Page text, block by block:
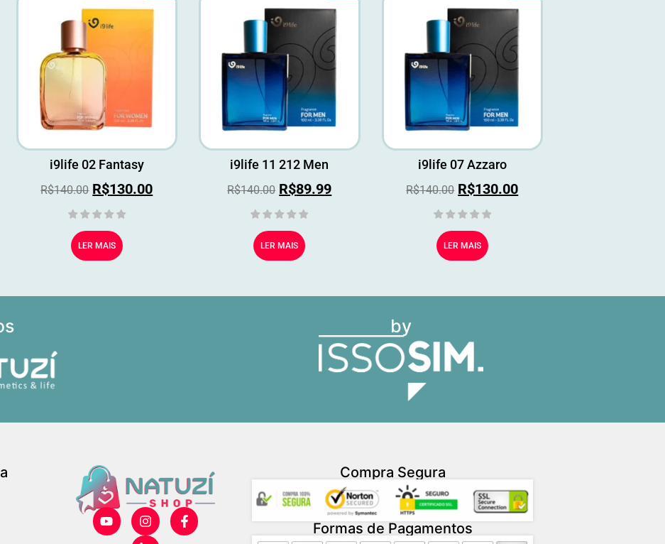
i9life 02 Fantasy
R$140.00 R$130.00
LER MAIS
i9life 11 212 Men
R$140.00 R$89.99
LER MAIS
i9life 07 Azzaro
R$140.00 R$130.00
LER MAIS
by
Compra Segura
Formas de Pagamentos